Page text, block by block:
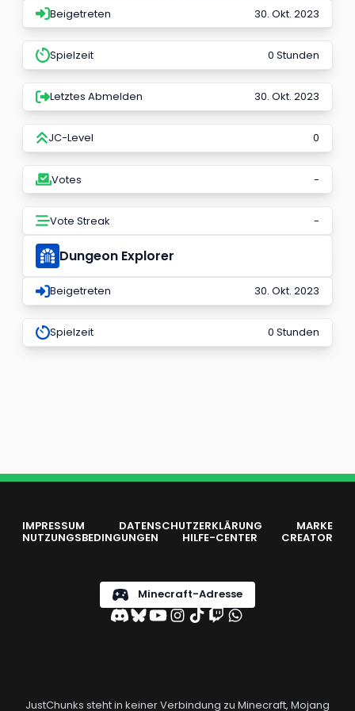
Beigetreten 30. Okt. 2023
Spielzeit 0 Stunden
Letztes Abmelden 30. Okt. 2023
JC-Level 0
Votes -
Vote Streak -
Dungeon Explorer
Beigetreten 30. Okt. 2023
Spielzeit 0 Stunden
IMPRESSUM DATENSCHUTZERKLÄRUNG MARKE
NUTZUNGSBEDINGUNGEN HILFE-CENTER CREATOR
Minecraft-Adresse
JustChunks steht in keiner Verbindung zu Minecraft, Mojang